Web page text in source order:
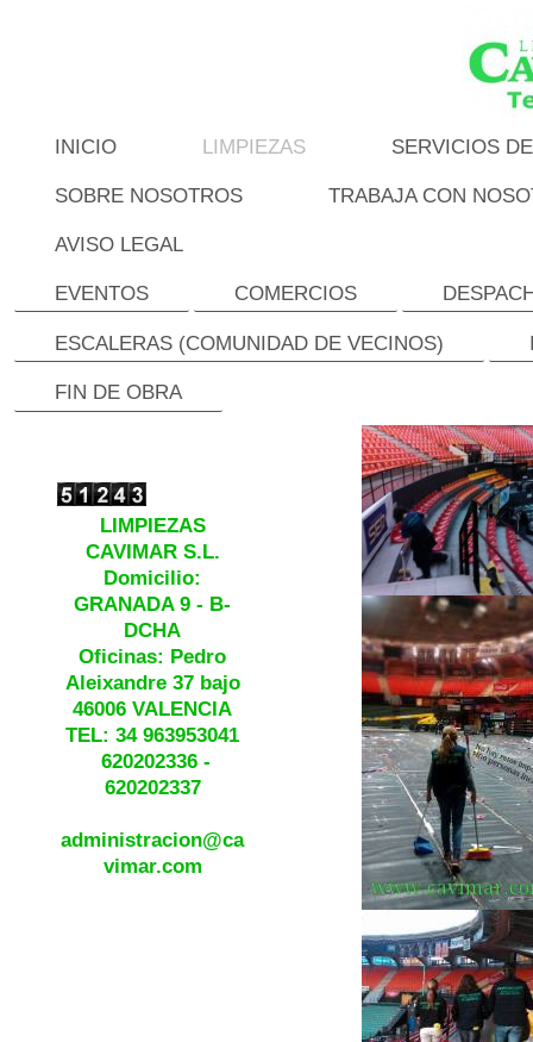
INICIO LIMPIEZAS SERVICIOS
SOBRE NOSOTROS TRABAJA CON
AVISO LEGAL
EVENTOS COMERCIOS
ESCALERAS (COMUNIDAD DE VECINOS)
FIN DE OBRA
LIMPIEZAS
CAVIMAR S.L.
Domicilio:
GRANADA 9 - B-
DCHA
Oficinas: Pedro
Aleixandre 37 bajo
46006 VALENCIA
TEL: 34 963953041
620202336 -
620202337
administracion@ca
vimar.com